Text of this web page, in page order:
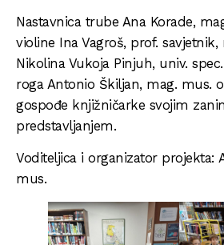
Nastavnica trube Ana Korade,
violine Ina Vagroš, prof. savjetnik,
Nikolina Vukoja Pinjuh, univ.
roga Antonio Škiljan, mag. mus.
gospođe knjižničarke svojim
predstavljanjem.
Voditeljica i organizator projekta:
mus.